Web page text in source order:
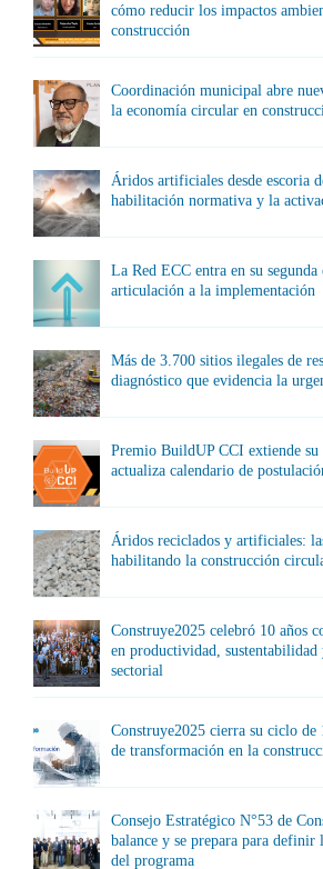
cómo reducir los impactos
construcción
Coordinación municipal abre
la economía circular en
Áridos artificiales desde escoria
habilitación normativa y la
La Red ECC entra en su segunda
articulación a la implementación
Más de 3.700 sitios ilegales de
diagnóstico que evidencia la
Premio BuildUP CCI extiende
actualiza calendario de
Áridos reciclados y artificiales:
habilitando la construcción
Construye2025 celebró 10 años
en productividad, sustentabilidad
sectorial
Construye2025 cierra su ciclo de
de transformación en la
Consejo Estratégico N°53 de
balance y se prepara para definir
del programa